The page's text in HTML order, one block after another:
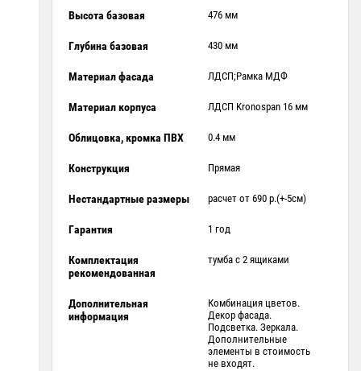
Высота базовая 476 мм
Глубина базовая 430 мм
Материал фасада ЛДСП;Рамка МДФ
Материал корпуса ЛДСП Kronospan 16 мм
Облицовка, кромка ПВХ 0.4 мм
Конструкция Прямая
Нестандартные размеры расчет от 690 р.(+-5см)
Гарантия 1 год
Комплектация
рекомендованная
тумба с 2 ящиками
Дополнительная
информация
Комбинация цветов.
Декор фасада.
Подсветка. Зеркала.
Дополнительные
элементы в стоимость
не входят.